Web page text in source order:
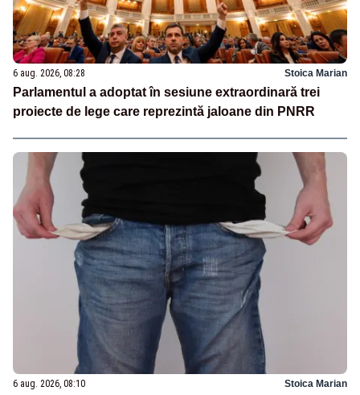
6 aug. 2026, 08:28 Stoica Marian
Parlamentul a adoptat în sesiune extraordinară trei
proiecte de lege care reprezintă jaloane din PNRR
6 aug. 2026, 08:10 Stoica Marian